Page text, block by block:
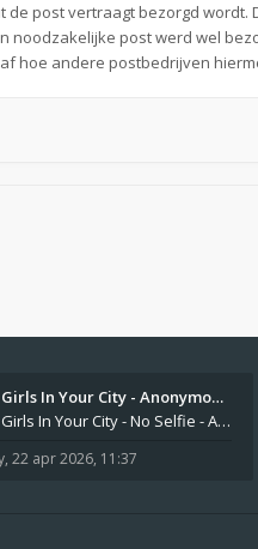
de post vertraagt bezorgd
noodzakelijke post werd wel
hoe andere postbedrijven
Girls In Your City - Anonymou…
Girls In Your City - No Selfie - Anonymous Sex Dating https://SecretPrivat.com Womens In Your Town - Anonymous S
, 22 apr 2026, 11:37